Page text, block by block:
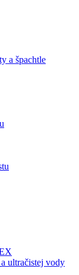
a špachtle
ultračistej vody